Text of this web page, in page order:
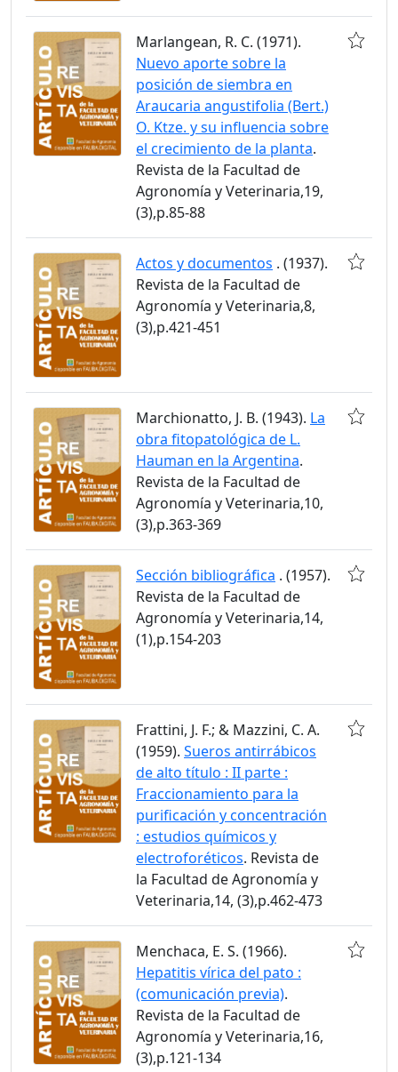
Marlangean, R. C. (1971).
Nuevo aporte sobre la
posición de siembra en
Araucaria angustifolia (Bert.)
O. Ktze. y su influencia sobre
el crecimiento de la planta.
Revista de la Facultad de
Agronomía y Veterinaria,19,
(3),p.85-88
Actos y documentos . (1937).
Revista de la Facultad de
Agronomía y Veterinaria,8,
(3),p.421-451
Marchionatto, J. B. (1943). La
obra fitopatológica de L.
Hauman en la Argentina.
Revista de la Facultad de
Agronomía y Veterinaria,10,
(3),p.363-369
Sección bibliográfica . (1957).
Revista de la Facultad de
Agronomía y Veterinaria,14,
(1),p.154-203
Frattini, J. F.; & Mazzini, C. A.
(1959). Sueros antirrábicos
de alto título : II parte :
Fraccionamiento para la
purificación y concentración
: estudios químicos y
electroforéticos. Revista de
la Facultad de Agronomía y
Veterinaria,14, (3),p.462-473
Menchaca, E. S. (1966).
Hepatitis vírica del pato :
(comunicación previa).
Revista de la Facultad de
Agronomía y Veterinaria,16,
(3),p.121-134